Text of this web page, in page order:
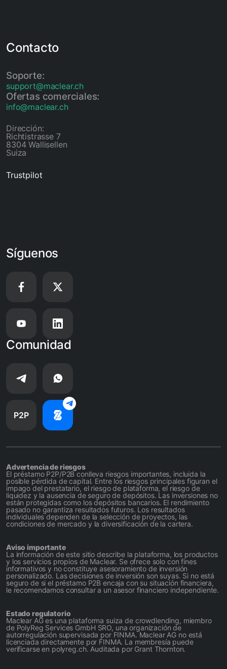
Contacto
Soporte:
support@maclear.ch
Ofertas comerciales:
info@maclear.ch
Dirección:
Richtistrasse 7
8304 Wallisellen
Suiza
Trustpilot
Síguenos
Comunidad
P2P
Advertencia de riesgos
El préstamo P2P/P2B conlleva riesgos importantes, incluida la
posible pérdida de capital. Entre los riesgos principales figuran el
impago del prestatario, el riesgo de plataforma, el riesgo de
liquidez y la ausencia de seguro de depósitos. Las inversiones no
están protegidas como los depósitos bancarios. El rendimiento
pasado no garantiza resultados futuros. Los resultados
individuales dependen de la selección de proyectos, las
condiciones de mercado y la diversificación de la cartera.
Aviso importante
La información de este sitio describe la plataforma, los productos
y los servicios propios de Maclear. Se ofrece solo con fines
informativos y no constituye asesoramiento de inversión
personalizado. Las decisiones de inversión son suyas. Si no está
seguro de si el préstamo P2B encaja con su situación financiera,
le recomendamos consultar a un asesor financiero independiente.
Estado regulatorio
Maclear AG es una plataforma suiza de crowdlending, miembro
de PolyReg Services GmbH SRO, una organización de
autorregulación supervisada por FINMA. Maclear AG no está
licenciada directamente por FINMA. La membresía puede
verificarse en polyreg.ch. Auditada por Grant Thornton.